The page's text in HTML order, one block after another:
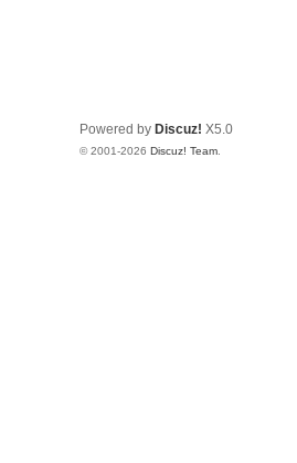
Powered by Discuz! X5.0
© 2001-2026 Discuz! Team